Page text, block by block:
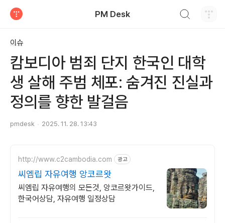
PM Desk
이슈
캄보디아 범죄 단지 한국인 대학
생 살해 주범 체포: 숨겨진 진실과
정의를 향한 발걸음
pmdesk 2025. 11. 28. 13:43
http://www.c2cambodia.com 광고
씨엠립 자유여행 앙코르왓
씨엠립 자유여행의 모든것, 앙코르왓가이드,
한국어상담, 자유여행 일정상담